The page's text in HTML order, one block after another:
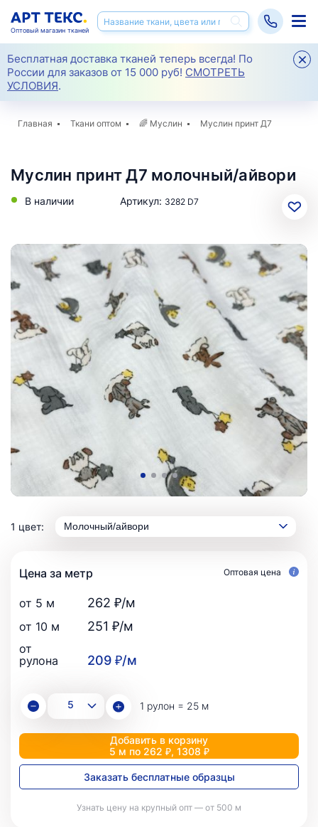
Бесплатная доставка тканей теперь всегда! По
России для заказов от 15 000 руб! СМОТРЕТЬ
УСЛОВИЯ.
Оптовый магазин тканей
Главная Ткани оптом 🌈 Муслин Муслин принт Д7
Муслин принт Д7 молочный/айвори
В наличии Артикул: 3282 D7
1 цвет: Молочный/айвори
Цена за метр Оптовая цена
от 5 м 262 ₽/м
от 10 м 251 ₽/м
от
рулона
209 ₽/м
1 рулон = 25 м
Добавить в корзину
5 м по 262 ₽, 1308 ₽
Заказать бесплатные образцы
Узнать цену на крупный опт — от 500 м